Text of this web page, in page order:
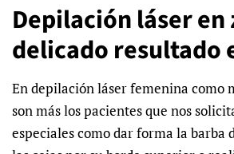
Depilación láser en
delicado resultado
En depilación láser femenina como
son más los pacientes que nos
especiales como dar forma la barba